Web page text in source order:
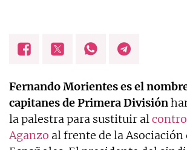
Fernando Morientes es el
capitanes de Primera División
la palestra para sustituir al
Aganzo al frente de la